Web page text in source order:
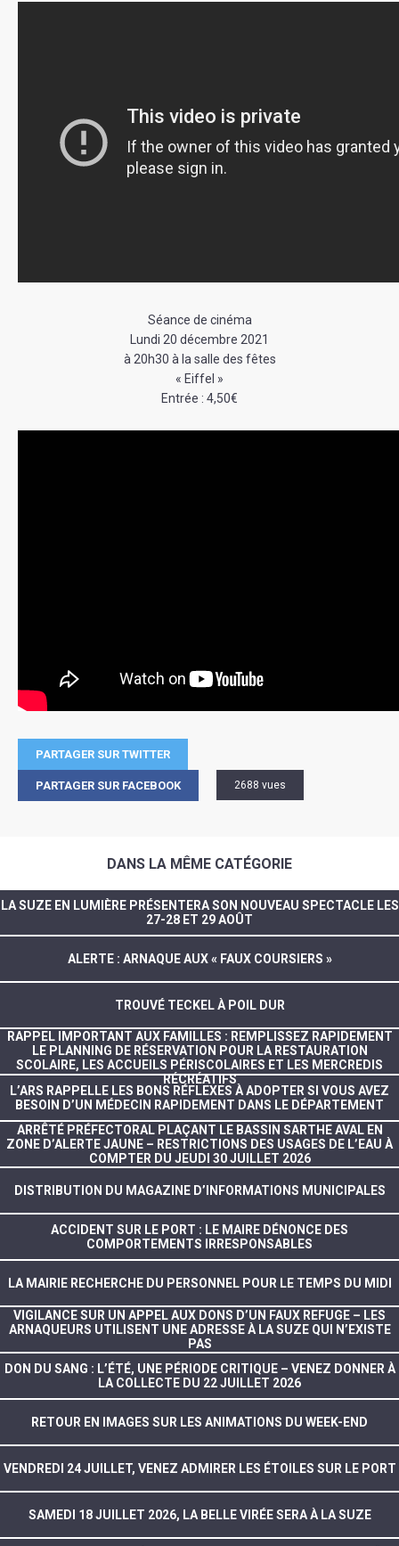
Séance de cinéma
Lundi 20 décembre 2021
à 20h30 à la salle des fêtes
« Eiffel »
Entrée : 4,50€
PARTAGER SUR TWITTER
PARTAGER SUR FACEBOOK 2688 vues
DANS LA MÊME CATÉGORIE
LA SUZE EN LUMIÈRE PRÉSENTERA SON NOUVEAU SPECTACLE LES
27-28 ET 29 AOÛT
ALERTE : ARNAQUE AUX « FAUX COURSIERS »
TROUVÉ TECKEL À POIL DUR
RAPPEL IMPORTANT AUX FAMILLES : REMPLISSEZ RAPIDEMENT
LE PLANNING DE RÉSERVATION POUR LA RESTAURATION
SCOLAIRE, LES ACCUEILS PÉRISCOLAIRES ET LES MERCREDIS
RÉCRÉATIFS
L’ARS RAPPELLE LES BONS RÉFLEXES À ADOPTER SI VOUS AVEZ
BESOIN D’UN MÉDECIN RAPIDEMENT DANS LE DÉPARTEMENT
ARRÊTÉ PRÉFECTORAL PLAÇANT LE BASSIN SARTHE AVAL EN
ZONE D’ALERTE JAUNE – RESTRICTIONS DES USAGES DE L’EAU À
COMPTER DU JEUDI 30 JUILLET 2026
DISTRIBUTION DU MAGAZINE D’INFORMATIONS MUNICIPALES
ACCIDENT SUR LE PORT : LE MAIRE DÉNONCE DES
COMPORTEMENTS IRRESPONSABLES
LA MAIRIE RECHERCHE DU PERSONNEL POUR LE TEMPS DU MIDI
VIGILANCE SUR UN APPEL AUX DONS D’UN FAUX REFUGE – LES
ARNAQUEURS UTILISENT UNE ADRESSE À LA SUZE QUI N’EXISTE
PAS
DON DU SANG : L’ÉTÉ, UNE PÉRIODE CRITIQUE – VENEZ DONNER À
LA COLLECTE DU 22 JUILLET 2026
RETOUR EN IMAGES SUR LES ANIMATIONS DU WEEK-END
VENDREDI 24 JUILLET, VENEZ ADMIRER LES ÉTOILES SUR LE PORT
SAMEDI 18 JUILLET 2026, LA BELLE VIRÉE SERA À LA SUZE